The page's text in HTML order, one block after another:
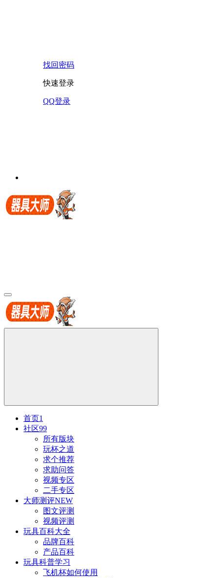
找回密码
快速登录
QQ登录
首页1
社区99
所有版块
玩杯之道
求个推荐
求助问答
视频专区
二手专区
大师测评NEW
图文评测
视频评测
玩具百科大全
品牌百科
产品百科
玩具科普学习
飞机杯如何使用